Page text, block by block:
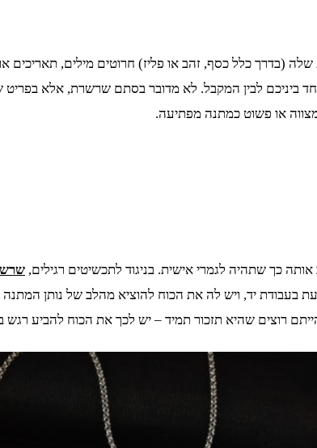
(בדרך כלל כסף, זהב או פליז) חרוטים מילים, תאריכים
לבין המקבל. לא מדובר בסתם שרשרת, אלא בפריט
מצווה או פשוט כמתנה מפתיעה.
כך שתהיה לגמרי אישית. בניגוד לתכשיטים רגילים,
בעבודת יד, ויש לה את הכוח להוציא מהלב של נותן
רוצים שהיא תזכור תמיד – יש לכך את הכוח להביע רגש